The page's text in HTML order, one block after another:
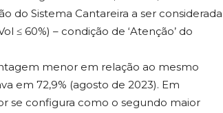
do Sistema Cantareira a ser considerada
≤ 60%) – condição de ‘Atenção’ do
menor em relação ao mesmo
em 72,9% (agosto de 2023). Em
se configura como o segundo maior